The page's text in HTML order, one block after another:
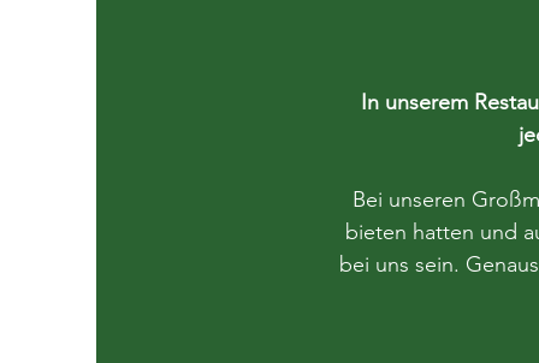
bieten hatten und
bei uns sein.
In unserem
Bei unseren
bieten hatten und
bei uns sein.